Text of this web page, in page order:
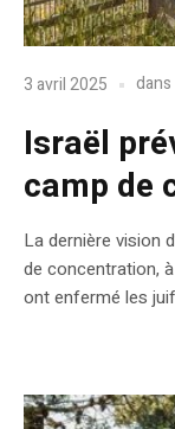
3 avril 2025 dans
Israël
camp de
La dernière vision
de concentration,
ont enfermé les